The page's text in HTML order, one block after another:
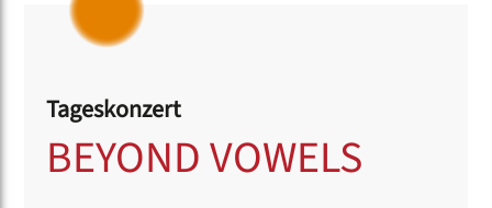
Tageskonzert
BEYOND VOWELS